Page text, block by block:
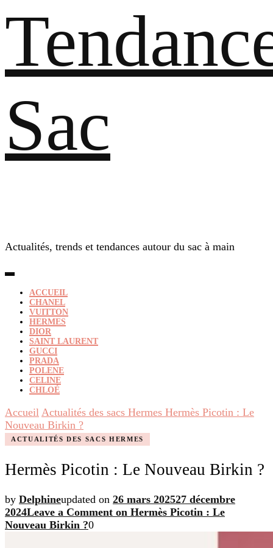
Sac
Actualités, trends et tendances autour du sac à main
ACCUEIL
CHANEL
VUITTON
HERMES
DIOR
SAINT LAURENT
GUCCI
PRADA
POLENE
CELINE
CHLOÉ
Accueil Actualités des sacs Hermes Hermès Picotin : Le
Nouveau Birkin ?
ACTUALITÉS DES SACS HERMES
Hermès Picotin : Le Nouveau Birkin ?
by Delphineupdated on 26 mars 202527 décembre
2024Leave a Comment on Hermès Picotin : Le
Nouveau Birkin ?0